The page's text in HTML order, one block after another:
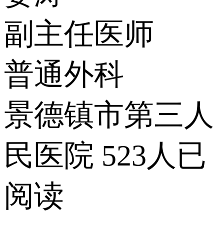
副主任医师
普通外科
景德镇市第三人
民医院 523人已
阅读